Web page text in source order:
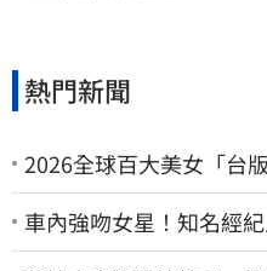
熱門新聞
2026全球百大美女「台
車內強吻女星！知名經